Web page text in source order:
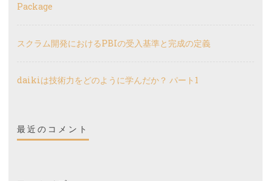
Package
スクラム開発におけるPBIの受入基準と完成の定義
daikiは技術力をどのように学んだか？ パート1
最近のコメント